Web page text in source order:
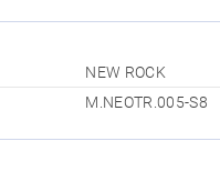
NEW ROCK
M.NEOTR.005-S8